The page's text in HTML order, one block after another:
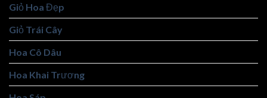
Giỏ Hoa Đẹp
Giỏ Trái Cây
Hoa Cô Dâu
Hoa Khai Trương